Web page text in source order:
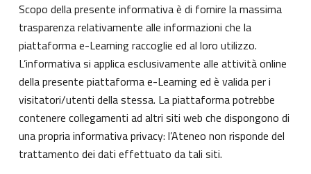
Scopo della presente informativa è di fornire la massima
trasparenza relativamente alle informazioni che la
piattaforma e-Learning raccoglie ed al loro utilizzo.
L’informativa si applica esclusivamente alle attività online
della presente piattaforma e-Learning ed è valida per i
visitatori/utenti della stessa. La piattaforma potrebbe
contenere collegamenti ad altri siti web che dispongono di
una propria informativa privacy: l’Ateneo non risponde del
trattamento dei dati effettuato da tali siti.